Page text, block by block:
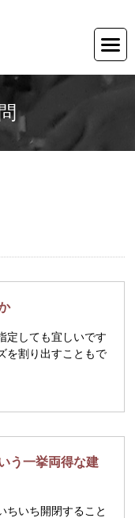
定しても宜しいです
を割り出すこともで
う一挙両得な建
ちいち開閉すること